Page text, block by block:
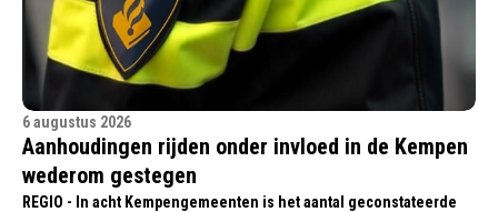
6 augustus 2026
Aanhoudingen rijden onder invloed in de Kempen
wederom gestegen
REGIO - In acht Kempengemeenten is het aantal geconstateerde